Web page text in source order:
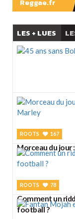
LES + LUES
ROOTS 167
Morceau du jour
ROOTS 78
Comment un
football ?